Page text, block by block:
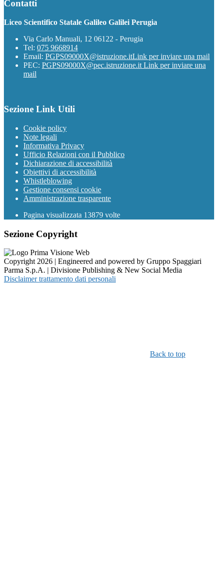
Contatti
Liceo Scientifico Statale Galileo Galilei Perugia
Via Carlo Manuali, 12 06122 - Perugia
Tel: 075 9668914
Email: PGPS09000X@istruzione.itLink per inviare una mail
PEC: PGPS09000X@pec.istruzione.it Link per inviare una
mail
Sezione Link Utili
Cookie policy
Note legali
Informativa Privacy
Ufficio Relazioni con il Pubblico
Dichiarazione di accessibilità
Obiettivi di accessibilità
Whistleblowing
Gestione consensi cookie
Amministrazione trasparente
Pagina visualizzata 13879 volte
Sezione Copyright
Copyright 2026 | Engineered and powered by Gruppo Spaggiari
Parma S.p.A. | Divisione Publishing & New Social Media
Disclaimer trattamento dati personali
Back to top